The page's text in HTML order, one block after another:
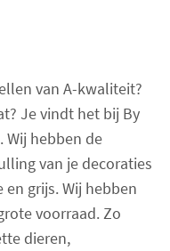
van A-kwaliteit?
Je vindt het bij By
Wij hebben de
van je decoraties
grijs. Wij hebben
voorraad. Zo
dieren,